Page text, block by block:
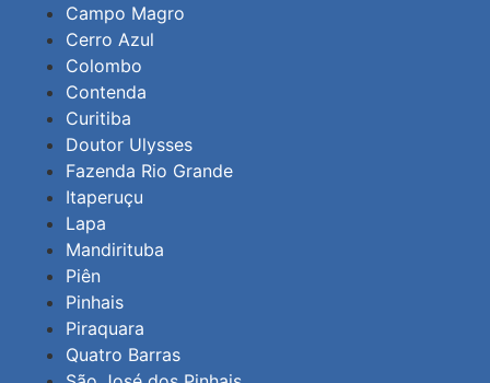
Campo Magro
Cerro Azul
Colombo
Contenda
Curitiba
Doutor Ulysses
Fazenda Rio Grande
Itaperuçu
Lapa
Mandirituba
Piên
Pinhais
Piraquara
Quatro Barras